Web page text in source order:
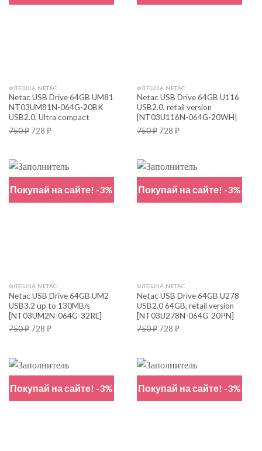
ФЛЕШКА NETAC
Netac USB Drive 64GB UM81
NT03UM81N-064G-20BK
USB2.0, Ultra compact
750₽ 728 ₽
ФЛЕШКА NETAC
Netac USB Drive 64GB U116
USB2.0, retail version
[NT03U116N-064G-20WH]
750₽ 728 ₽
Покупай на сайте! -3%
ФЛЕШКА NETAC
Netac USB Drive 64GB UM2
USB3.2 up to 130MB/s
[NT03UM2N-064G-32RE]
750₽ 728 ₽
Покупай на сайте! -3%
ФЛЕШКА NETAC
Netac USB Drive 64GB U278
USB2.0 64GB, retail version
[NT03U278N-064G-20PN]
750₽ 728 ₽
Покупай на сайте! -3% Покупай на сайте! -3%